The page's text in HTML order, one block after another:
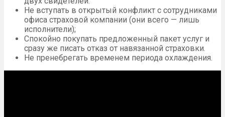
Не вступать в открытый конфликт с сотрудниками
офиса страховой компании (они всего — лишь
исполнители);
Спокойно покупать предложенный пакет услуг и
сразу же писать отказ от навязанной страховки.
Не пренебрегать временем периода охлаждения.